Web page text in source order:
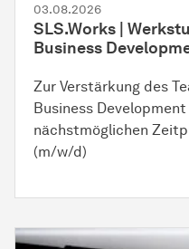
03.08.2026
SLS.Works |
Business
Zur Verstärkung des
Business
nächstmöglichen
(m/w/d)